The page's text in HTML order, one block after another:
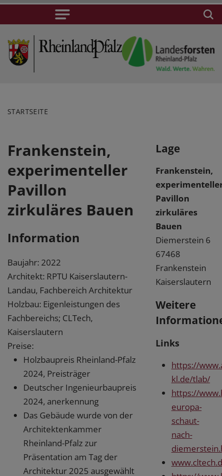
STARTSEITE
Frankenstein,
experimenteller
Pavillon
zirkuläres Bauen
Information
Baujahr: 2022
Architekt: RPTU Kaiserslautern-
Landau, Fachbereich Architektur
Holzbau: Eigenleistungen des
Fachbereichs; CLTech,
Kaiserslautern
Preise:
Holzbaupreis Rheinland-Pfalz
2024, Preisträger
Deutscher Ingenieurbaupreis
2024, anerkennung
Das Gebäude wurde von der
Architektenkammer
Rheinland-Pfalz zur
Präsentation am Tag der
Architektur 2025 ausgewählt
Lage
Frankenstein,
Pavillon
zirkuläres
Bauen
Diemerstein 6
67468
Frankenstein
Kaiserslautern
Weitere
Links
https://
kl.de/tlab/
https://
europa-
schaut-
nach-